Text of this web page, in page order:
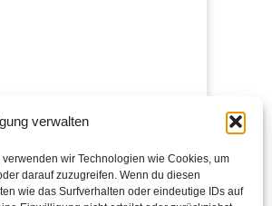
verwalten
wir Technologien wie Cookies, um
darauf zuzugreifen. Wenn du diesen
wie das Surfverhalten oder eindeutige IDs auf